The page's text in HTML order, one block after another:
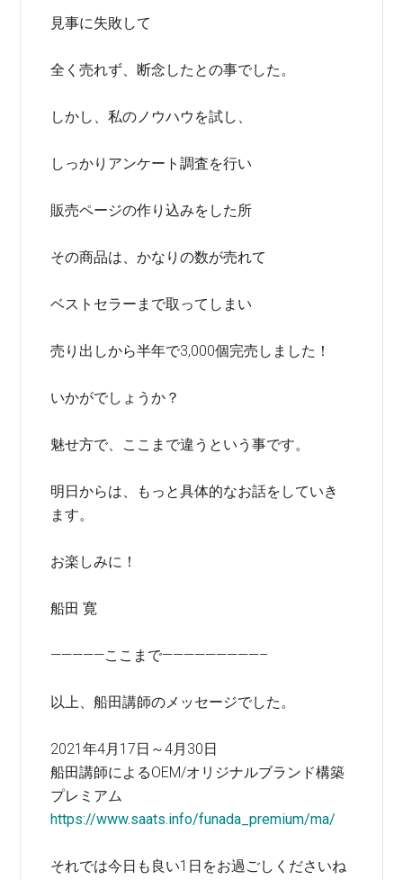
見事に失敗して
全く売れず、断念したとの事でした。
しかし、私のノウハウを試し、
しっかりアンケート調査を行い
販売ページの作り込みをした所
その商品は、かなりの数が売れて
ベストセラーまで取ってしまい
売り出しから半年で3,000個完売しました！
いかがでしょうか？
魅せ方で、ここまで違うという事です。
明日からは、もっと具体的なお話をしていき
ます。
お楽しみに！
船田 寛
—————ここまで—————————–
以上、船田講師のメッセージでした。
2021年4月17日～4月30日
船田講師によるOEM/オリジナルブランド構築
プレミアム
https://www.saats.info/funada_premium/ma/
それでは今日も良い1日をお過ごしくださいね